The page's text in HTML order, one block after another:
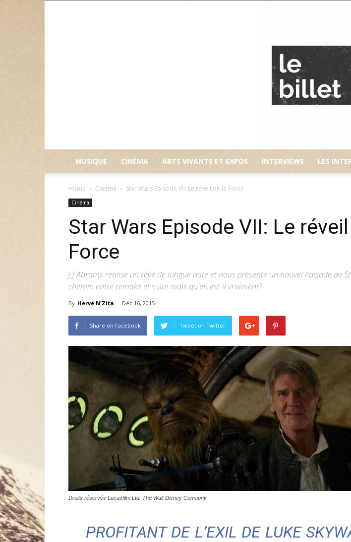
MUSIQUE CINÉMA ARTS VIVANTS ET EXPOS INTERVIEWS LES
Home Cinéma Star Wars Episode VII: Le réveil de la Force
Cinéma
Star Wars Episode VII: Le
Force
J.J Abrams réalise un rêve de longue date et nous présente un nouvel épisode de
chemin entre remake et suite mais qu'en est-il vraiment?
By Hervé N'Zita - Déc 16, 2015
Share on Facebook Tweet on Twitter
Droits réservés Lucasfilm Ltd. The Walt Disney Comapny
PROFITANT DE L’EXIL DE LUKE